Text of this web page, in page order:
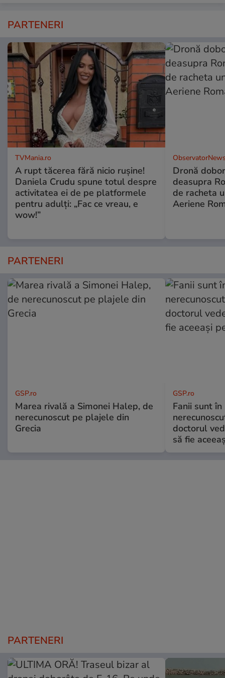
PARTENERI
TVMania.ro
A rupt tăcerea fără nicio rușine!
Daniela Crudu spune totul despre
activitatea ei de pe platformele
pentru adulți: „Fac ce vreau, e
wow!”
Dronă
deasupra
de racheta
Aeriene
PARTENERI
GSP.ro
Marea rivală a Simonei Halep, de
nerecunoscut pe plajele din
Grecia
GSP.ro
Fanii sunt în
doctorul
să fie
PARTENERI